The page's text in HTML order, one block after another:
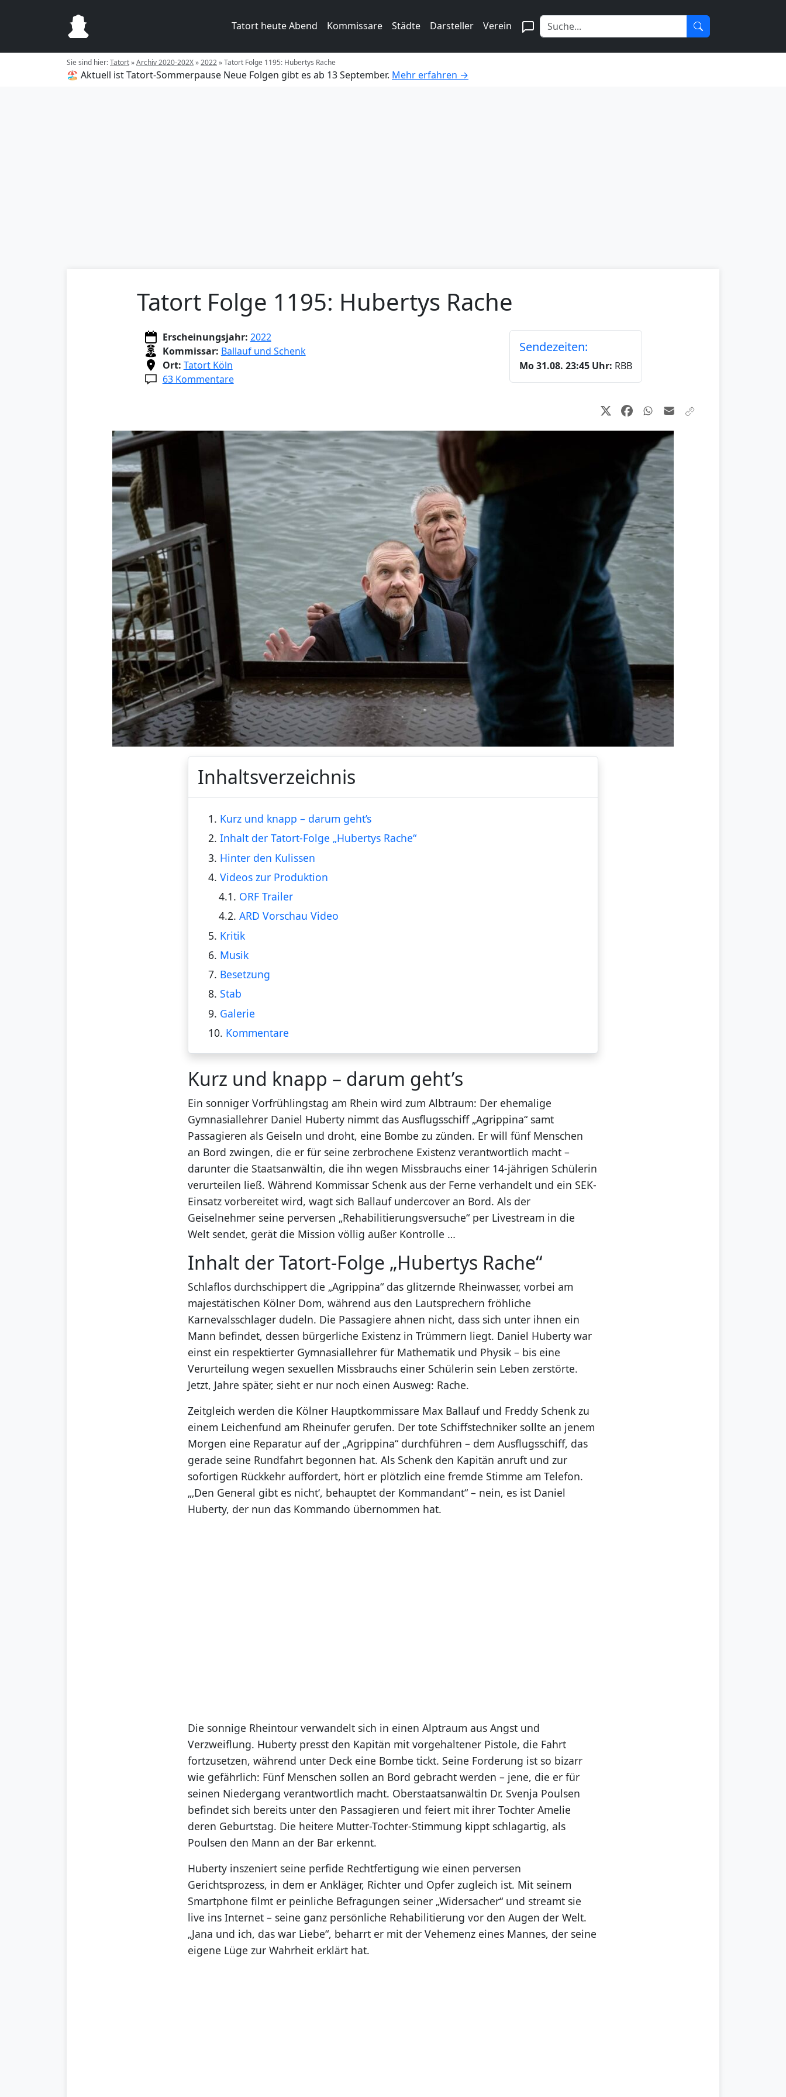
Tatort heute Abend Kommissare Städte Darsteller Verein
Sie sind hier:Tatort»Archiv 2020-202X»2022»Tatort Folge 1195: Hubertys Rache
🏖️ Aktuell ist Tatort-Sommerpause Neue Folgen gibt es ab 13 September. Mehr erfahren →
Tatort Folge 1195: Hubertys Rache
Erscheinungsjahr: 2022
Kommissar: Ballauf und Schenk
Ort: Tatort Köln
63 Kommentare
Sendezeiten:
Mo 31.08. 23:45 Uhr: RBB
Inhaltsverzeichnis
1. Kurz und knapp – darum geht’s
2. Inhalt der Tatort-Folge „Hubertys Rache“
3. Hinter den Kulissen
4. Videos zur Produktion
4.1. ORF Trailer
4.2. ARD Vorschau Video
5. Kritik
6. Musik
7. Besetzung
8. Stab
9. Galerie
10. Kommentare
Kurz und knapp – darum geht’s
Ein sonniger Vorfrühlingstag am Rhein wird zum Albtraum: Der ehemalige
Gymnasiallehrer Daniel Huberty nimmt das Ausflugsschiff „Agrippina“ samt
Passagieren als Geiseln und droht, eine Bombe zu zünden. Er will fünf Menschen
an Bord zwingen, die er für seine zerbrochene Existenz verantwortlich macht –
darunter die Staatsanwältin, die ihn wegen Missbrauchs einer 14-jährigen Schülerin
verurteilen ließ. Während Kommissar Schenk aus der Ferne verhandelt und ein SEK-
Einsatz vorbereitet wird, wagt sich Ballauf undercover an Bord. Als der
Geiselnehmer seine perversen „Rehabilitierungsversuche“ per Livestream in die
Welt sendet, gerät die Mission völlig außer Kontrolle …
Inhalt der Tatort-Folge „Hubertys Rache“
Schlaflos durchschippert die „Agrippina“ das glitzernde Rheinwasser, vorbei am
majestätischen Kölner Dom, während aus den Lautsprechern fröhliche
Karnevalsschlager dudeln. Die Passagiere ahnen nicht, dass sich unter ihnen ein
Mann befindet, dessen bürgerliche Existenz in Trümmern liegt. Daniel Huberty war
einst ein respektierter Gymnasiallehrer für Mathematik und Physik – bis eine
Verurteilung wegen sexuellen Missbrauchs einer Schülerin sein Leben zerstörte.
Jetzt, Jahre später, sieht er nur noch einen Ausweg: Rache.
Zeitgleich werden die Kölner Hauptkommissare Max Ballauf und Freddy Schenk zu
einem Leichenfund am Rheinufer gerufen. Der tote Schiffstechniker sollte an jenem
Morgen eine Reparatur auf der „Agrippina“ durchführen – dem Ausflugsschiff, das
gerade seine Rundfahrt begonnen hat. Als Schenk den Kapitän anruft und zur
sofortigen Rückkehr auffordert, hört er plötzlich eine fremde Stimme am Telefon.
„‚Den General gibt es nicht‘, behauptet der Kommandant“ – nein, es ist Daniel
Huberty, der nun das Kommando übernommen hat.
Die sonnige Rheintour verwandelt sich in einen Alptraum aus Angst und
Verzweiflung. Huberty presst den Kapitän mit vorgehaltener Pistole, die Fahrt
fortzusetzen, während unter Deck eine Bombe tickt. Seine Forderung ist so bizarr
wie gefährlich: Fünf Menschen sollen an Bord gebracht werden – jene, die er für
seinen Niedergang verantwortlich macht. Oberstaatsanwältin Dr. Svenja Poulsen
befindet sich bereits unter den Passagieren und feiert mit ihrer Tochter Amelie
deren Geburtstag. Die heitere Mutter-Tochter-Stimmung kippt schlagartig, als
Poulsen den Mann an der Bar erkennt.
Huberty inszeniert seine perfide Rechtfertigung wie einen perversen
Gerichtsprozess, in dem er Ankläger, Richter und Opfer zugleich ist. Mit seinem
Smartphone filmt er peinliche Befragungen seiner „Widersacher“ und streamt sie
live ins Internet – seine ganz persönliche Rehabilitierung vor den Augen der Welt.
„Jana und ich, das war Liebe“, beharrt er mit der Vehemenz eines Mannes, der seine
eigene Lüge zur Wahrheit erklärt hat.